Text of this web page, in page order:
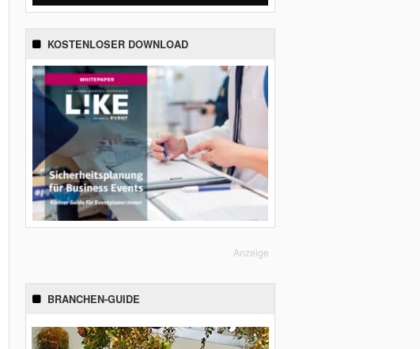
KOSTENLOSER DOWNLOAD
Anzeige
BRANCHEN-GUIDE